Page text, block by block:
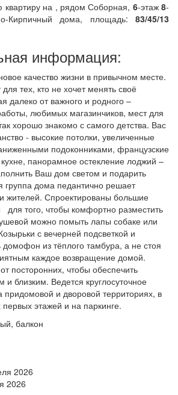
квартиру на , рядом Соборная, 6-этаж 8-
Кирпичный дома, площадь: 83/45/13
информация:
качество жизни в привычном месте.
тех, кто не хочет менять своё
далеко от важного и родного –
любимых магазинчиков, мест для
хорошо знакомо с самого детства. Вас
- высокие потолки, увеличенные
подоконниками, французские
панорамное остекление лоджий –
Ваш дом светом и подарить
группа дома педантично решает
жителей. Спроектированы большие
того, чтобы комфортно разместить
можно помыть лапы собаке или
с вечерней подсветкой и
домофон из тёплого тамбура, а не стоя
каждое возвращение домой.
посторонних, чтобы обеспечить
и близким. Ведется круглосуточное
и дворовой территориях, в
этажей и на паркинге.
балкон
2026
2026